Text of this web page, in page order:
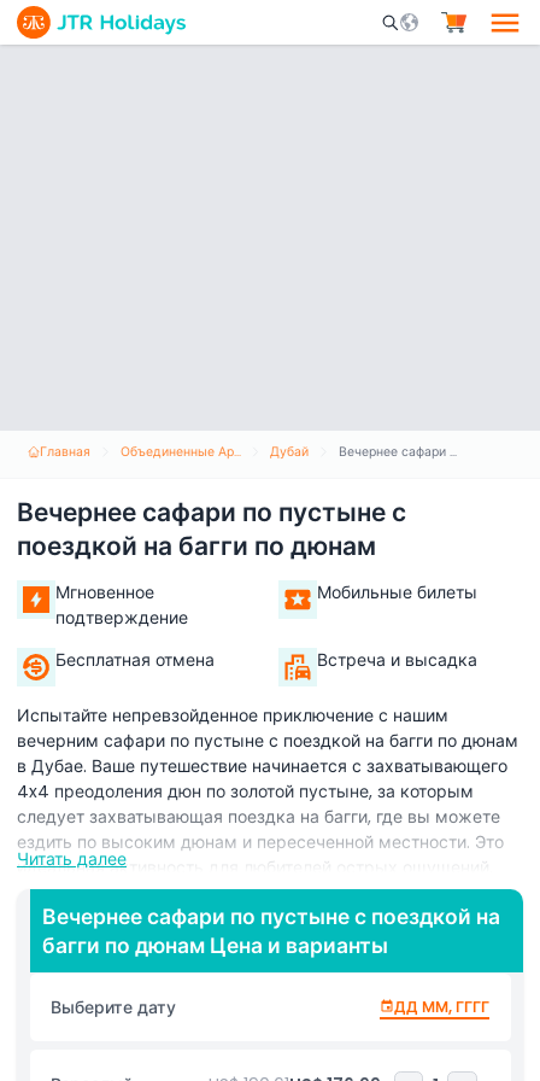
Mobile Search
Главная Объединенные Арабские Эмираты Дубай Вечернее сафари по пустыне с поездкой на багги по дюнам
Вечернее сафари по пустыне с
поездкой на багги по дюнам
Мгновенное
подтверждение
Мобильные билеты
Бесплатная отмена Встреча и высадка
Испытайте непревзойденное приключение с нашим
вечерним сафари по пустыне с поездкой на багги по дюнам
в Дубае. Ваше путешествие начинается с захватывающего
4x4 преодоления дюн по золотой пустыне, за которым
следует захватывающая поездка на багги, где вы можете
ездить по высоким дюнам и пересеченной местности. Это
идеальная активность для любителей острых ощущений,
желающих исследовать обширную Аравийскую пустыню на
мощном внедорожнике. Сделайте потрясающие фотографии
пустыни на закате, создавая незабываемые воспоминания
и невероятные возможности для фото. Продолжите свое
приключение с сэндбордингом — веселым и
увлекательным способом спуститься по мягким дюнам.
После активной части расслабьтесь в традиционном
Читать далее
Вечернее сафари по пустыне с поездкой на
багги по дюнам Цена и варианты
Выберите дату ДД ММ, ГГГГ